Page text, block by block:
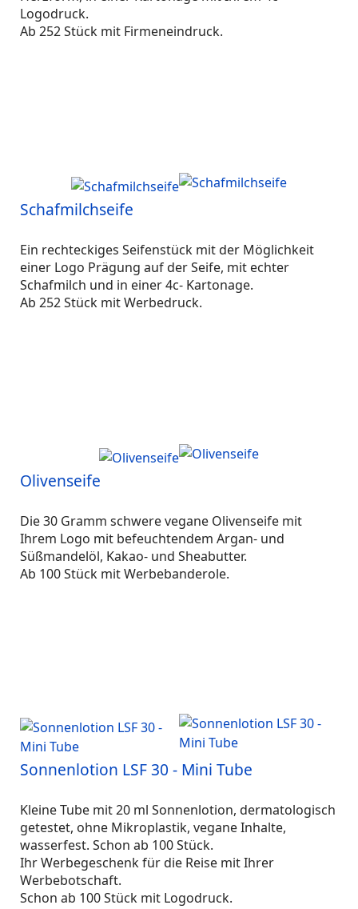
Logodruck.
Ab 252 Stück mit Firmeneindruck.
Schafmilchseife
Ein rechteckiges Seifenstück mit der Möglichkeit
einer Logo Prägung auf der Seife, mit echter
Schafmilch und in einer 4c- Kartonage.
Ab 252 Stück mit Werbedruck.
Olivenseife
Die 30 Gramm schwere vegane Olivenseife mit
Ihrem Logo mit befeuchtendem Argan- und
Süßmandelöl, Kakao- und Sheabutter.
Ab 100 Stück mit Werbebanderole.
Sonnenlotion LSF 30 - Mini Tube
Kleine Tube mit 20 ml Sonnenlotion, dermatologisch
getestet, ohne Mikroplastik, vegane Inhalte,
wasserfest. Schon ab 100 Stück.
Ihr Werbegeschenk für die Reise mit Ihrer
Werbebotschaft.
Schon ab 100 Stück mit Logodruck.